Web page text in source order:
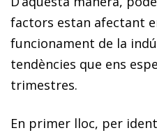
factors estan afectant
funcionament de la
tendències que ens
trimestres.
En primer lloc, per